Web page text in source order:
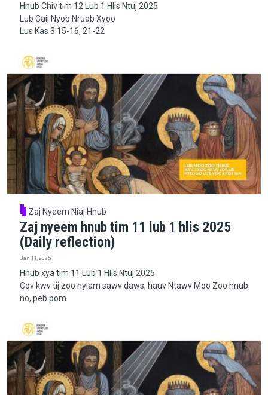
Hnub Chiv tim 12 Lub 1 Hlis Ntuj 2025
Lub Caij Nyob Nruab Xyoo
Lus Kas 3:15-16, 21-22
Zaj Nyeem Niaj Hnub
Zaj nyeem hnub tim 11 lub 1 hlis 2025
(Daily reflection)
Jan 11, 2025
Hnub xya tim 11 Lub 1 Hlis Ntuj 2025
Cov kwv tij zoo nyiam sawv daws, hauv Ntawv Moo Zoo hnub
no, peb pom